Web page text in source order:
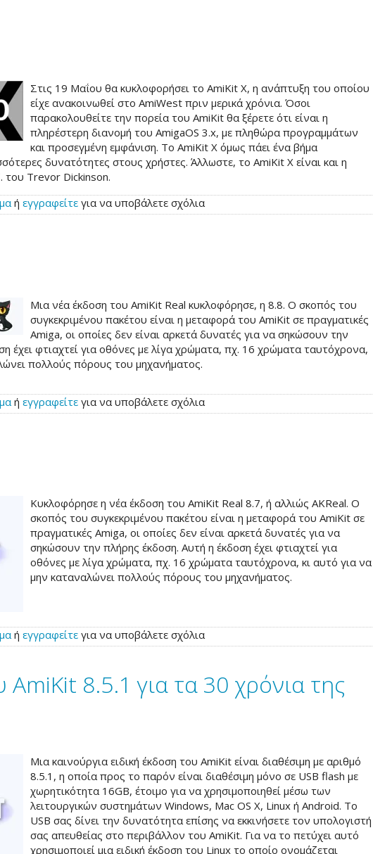
Στις 19 Μαΐου θα κυκλοφορήσει το AmiKit X, η ανάπτυξη του οποίου
είχε ανακοινωθεί στο AmiWest πριν μερικά χρόνια. Όσοι
παρακολουθείτε την πορεία του AmiKit θα ξέρετε ότι είναι η
πληρέστερη διανομή του AmigaOS 3.x, με πληθώρα προγραμμάτων
και προσεγμένη εμφάνιση. Το AmiKit X όμως πάει ένα βήμα
δυνατότητες στους χρήστες. Άλλωστε, το AmiKit X είναι και η
του Trevor Dickinson.
ή εγγραφείτε για να υποβάλετε σχόλια
Μια νέα έκδοση του AmiKit Real κυκλοφόρησε, η 8.8. Ο σκοπός του
συγκεκριμένου πακέτου είναι η μεταφορά του AmiKit σε πραγματικές
Amiga, οι οποίες δεν είναι αρκετά δυνατές για να σηκώσουν την
έχει φτιαχτεί για οθόνες με λίγα χρώματα, πχ. 16 χρώματα ταυτόχρονα,
πολλούς πόρους του μηχανήματος.
ή εγγραφείτε για να υποβάλετε σχόλια
Κυκλοφόρησε η νέα έκδοση του AmiKit Real 8.7, ή αλλιώς AKReal. Ο
σκοπός του συγκεκριμένου πακέτου είναι η μεταφορά του AmiKit σε
πραγματικές Amiga, οι οποίες δεν είναι αρκετά δυνατές για να
σηκώσουν την πλήρης έκδοση. Αυτή η έκδοση έχει φτιαχτεί για
οθόνες με λίγα χρώματα, πχ. 16 χρώματα ταυτόχρονα, κι αυτό για να
μην καταναλώνει πολλούς πόρους του μηχανήματος.
ή εγγραφείτε για να υποβάλετε σχόλια
AmiKit 8.5.1 για τα 30 χρόνια της
Μια καινούργια ειδική έκδοση του AmiKit είναι διαθέσιμη με αριθμό
8.5.1, η οποία προς το παρόν είναι διαθέσιμη μόνο σε USB flash με
χωρητικότητα 16GB, έτοιμο για να χρησιμοποιηθεί μέσω των
λειτουργικών συστημάτων Windows, Mac OS X, Linux ή Android. Το
USB σας δίνει την δυνατότητα επίσης να εκκινήσετε τον υπολογιστή
σας απευθείας στο περιβάλλον του AmiKit. Για να το πετύχει αυτό
χρησιμοποιεί μια ειδική έκδοση του Linux το οποίο ονομάζεται